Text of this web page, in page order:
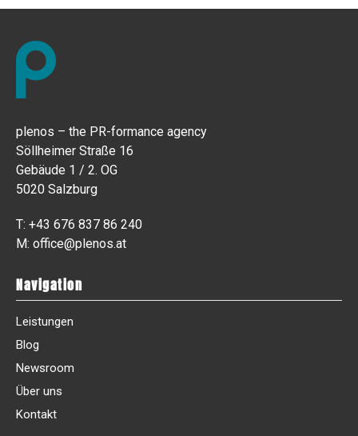
plenos – the PR-formance agency
Söllheimer Straße 16
Gebäude 1 / 2. OG
5020 Salzburg
T: +43 676 837 86 240
M: office@plenos.at
Navigation
Leistungen
Blog
Newsroom
Über uns
Kontakt